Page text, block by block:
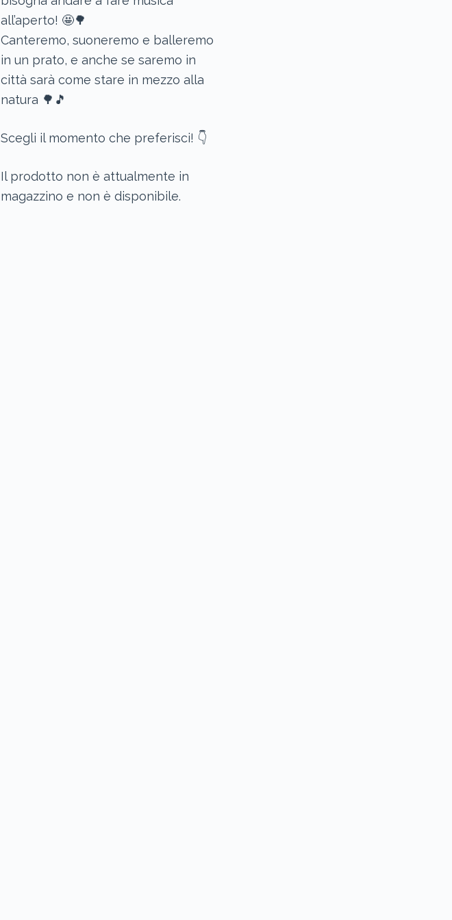
all’aperto! 🤩🌳
Canteremo, suoneremo e balleremo
in un prato, e anche se saremo in
città sarà come stare in mezzo alla
natura 🌳🎵
Scegli il momento che preferisci! 👇
Il prodotto non è attualmente in
magazzino e non è disponibile.